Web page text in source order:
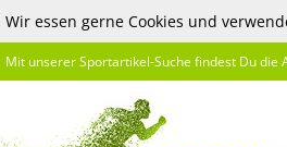
Wir essen gerne Cookies und
Mit unserer Sportartikel-Suche findest Du die